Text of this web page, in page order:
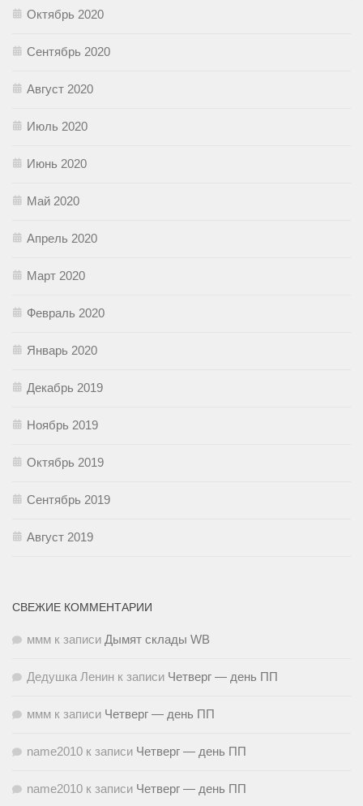
Октябрь 2020
Сентябрь 2020
Август 2020
Июль 2020
Июнь 2020
Май 2020
Апрель 2020
Март 2020
Февраль 2020
Январь 2020
Декабрь 2019
Ноябрь 2019
Октябрь 2019
Сентябрь 2019
Август 2019
СВЕЖИЕ КОММЕНТАРИИ
ммм к записи Дымят склады WB
Дедушка Ленин к записи Четверг — день ПП
ммм к записи Четверг — день ПП
name2010 к записи Четверг — день ПП
name2010 к записи Четверг — день ПП